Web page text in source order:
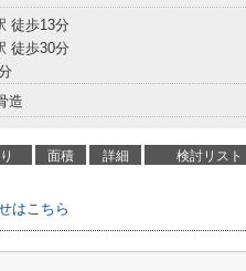
徒歩13分
徒歩30分
造
面積 詳細 検討リスト
はこちら